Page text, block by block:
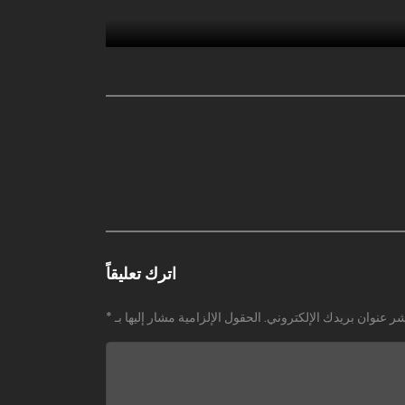
اترك تعليقاً
عنوان بريدك الإلكتروني. الحقول الإلزامية مشار إليها بـ *